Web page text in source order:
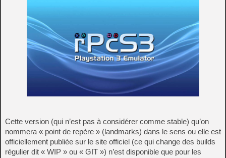
Cette version (qui n’est pas à considérer comme stable) qu’on
nommera « point de repère » (landmarks) dans le sens ou elle est
officiellement publiée sur le site officiel (ce qui change des builds
régulier dit « WIP » ou « GIT ») n’est disponible que pour les